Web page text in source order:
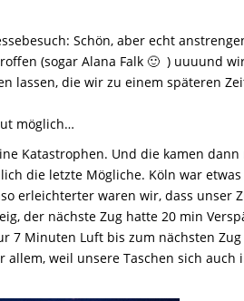
Schön, aber echt
(sogar Alana Falk 🙂 ) uuuund
lassen, die wir zu einem späteren
möglich…
Katastrophen. Und die kamen
die letzte Mögliche. Köln war
erleichterter waren wir, dass unser
der nächste Zug hatte 20 min
7 Minuten Luft bis zum nächsten
allem, weil unsere Taschen sich auch